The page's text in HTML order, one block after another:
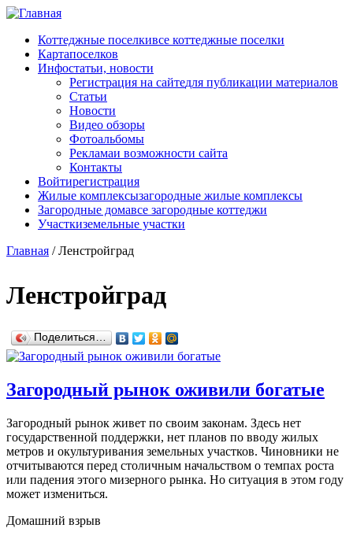
Перейти к основному содержанию
Коттеджные поселкивсе коттеджные поселки
Картапоселков
Инфостатьи, новости
Регистрация на сайтедля публикации материалов
Статьи
Новости
Видео обзоры
Фотоальбомы
Рекламаи возможности сайта
Контакты
Войтирегистрация
Жилые комплексызагородные жилые комплексы
Загородные домавсе загородные коттеджи
Участкиземельные участки
Главная /Ленстройград
Ленстройград
Поделиться…
Загородный рынок оживили богатые
Загородный рынок живет по своим законам. Здесь нет
государственной поддержки, нет планов по вводу жилых
метров и окультуривания земельных участков. Чиновники не
отчитываются перед столичным начальством о темпах роста
или падения этого мизерного рынка. Но ситуация в этом году
может измениться.
Домашний взрыв